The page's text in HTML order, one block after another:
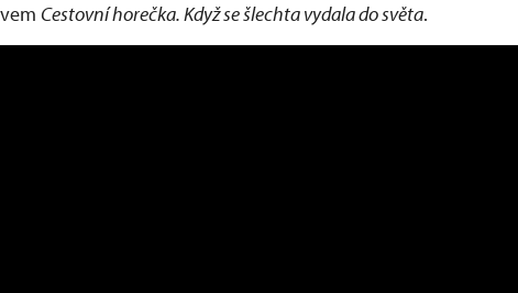
Cestovní horečka. Když se šlechta vydala do světa.